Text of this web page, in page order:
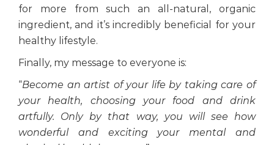
for more from such an all-natural, organic
ingredient, and it’s incredibly beneficial for your
healthy lifestyle.
Finally, my message to everyone is:
“Become an artist of your life by taking care of
your health, choosing your food and drink
artfully. Only by that way, you will see how
wonderful and exciting your mental and